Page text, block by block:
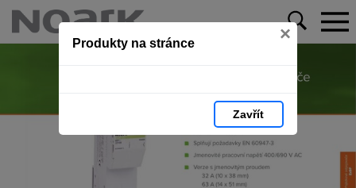
Produkty na stránce ×
Zavřít